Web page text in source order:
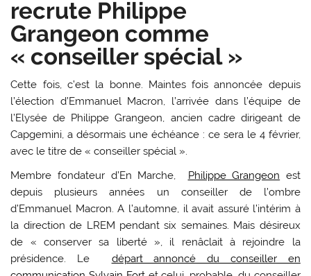
recrute Philippe
Grangeon comme
« conseiller spécial »
Cette fois, c’est la bonne. Maintes fois annoncée depuis
l’élection d’Emmanuel Macron, l’arrivée dans l’équipe de
l’Elysée de Philippe Grangeon, ancien cadre dirigeant de
Capgemini, a désormais une échéance : ce sera le 4 février,
avec le titre de « conseiller spécial ».
Membre fondateur d’En Marche, Philippe Grangeon est
depuis plusieurs années un conseiller de l’ombre
d’Emmanuel Macron. A l’automne, il avait assuré l’intérim à
la direction de LREM pendant six semaines. Mais désireux
de « conserver sa liberté », il renâclait à rejoindre la
présidence. Le départ annoncé du conseiller en